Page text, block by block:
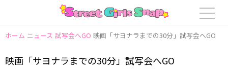
ホーム ニュース 試写会へGO 映画「サヨナラまでの30分」試写会へGO
映画「サヨナラまでの30分」試写会へGO